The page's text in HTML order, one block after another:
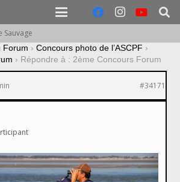
Forum › Concours photo de l’ASCPF ›
› Répondre à : 2ème Concours Forum
#34171